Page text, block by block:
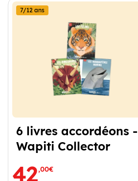
6 livres accordéons -
Wapiti Collector
7/12 ans
42,00€